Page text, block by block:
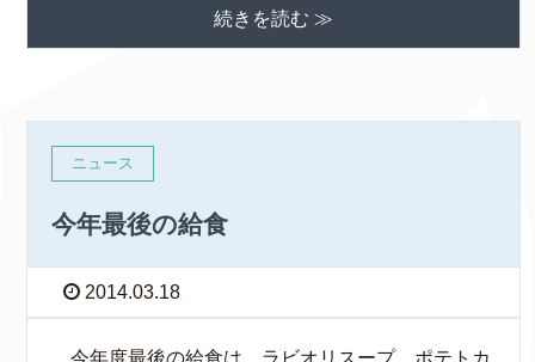
続きを読む ≫
ニュース
今年最後の給食
2014.03.18
今年度最後の給食は、ラビオリスープ、ポテトカ